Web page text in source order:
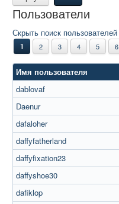
Пользователи
Скрыть поиск пользователей
1 2 3 4 5 6
Имя пользователя
dablovaf
Daenur
dafaloher
daffyfatherland
daffyfixation23
daffyshoe30
dafiklop